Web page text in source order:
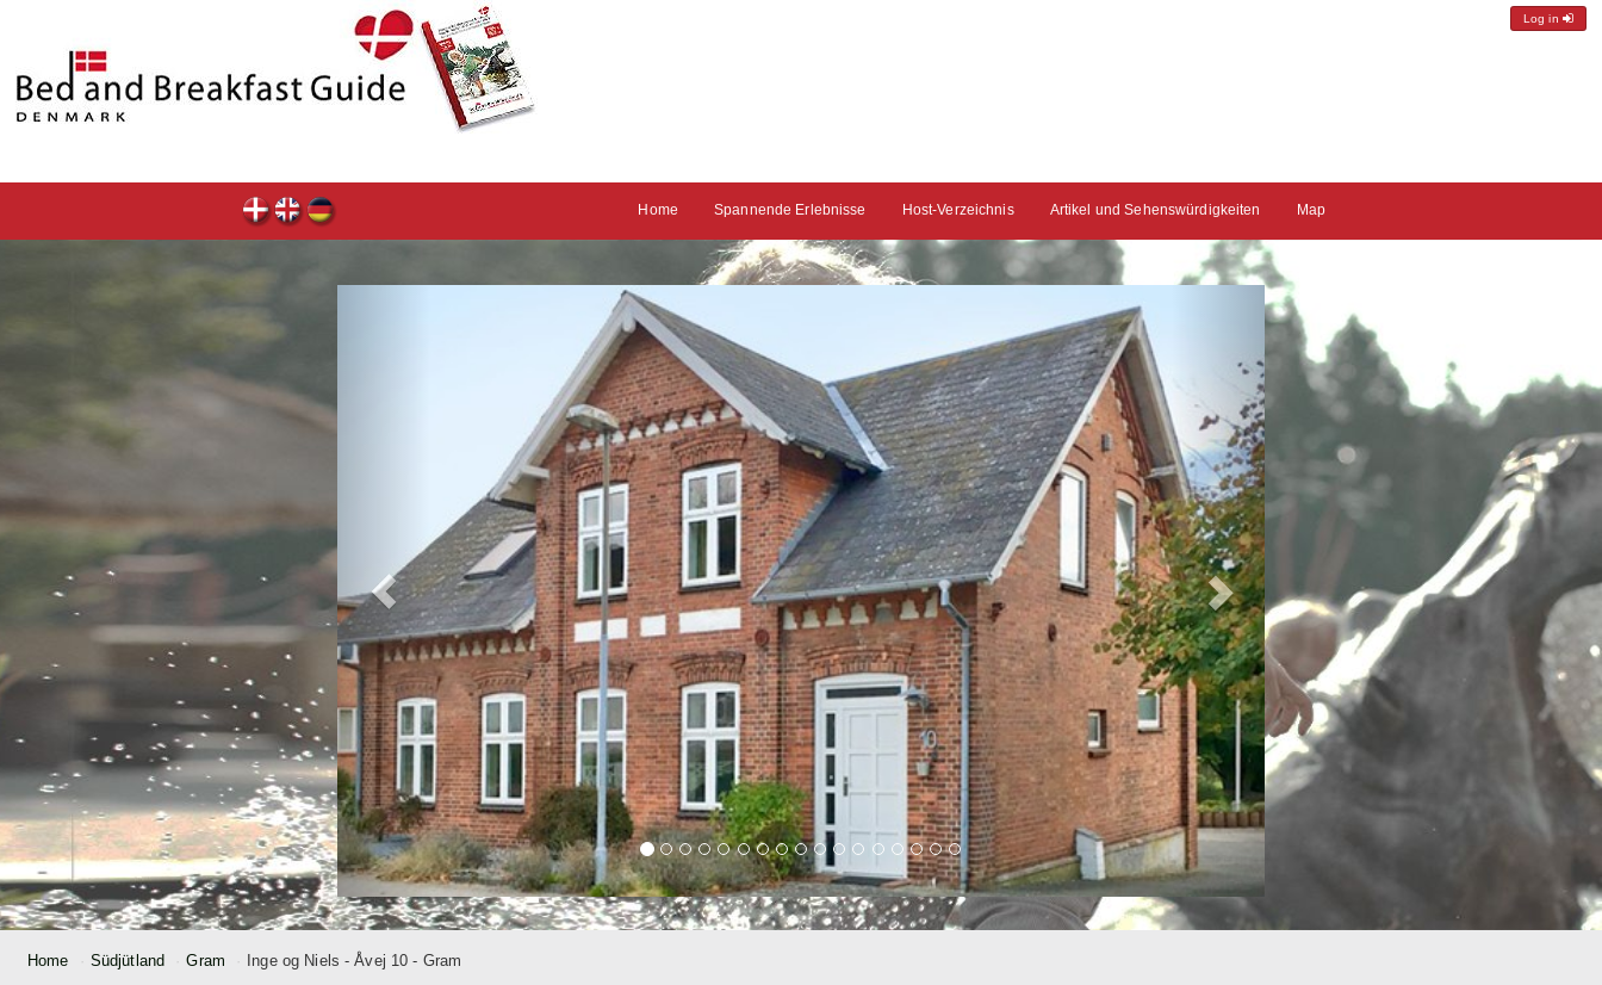
Log in
Home Spannende Erlebnisse Host-Verzeichnis Artikel und Sehenswürdigkeiten Map
Home Südjütland Gram Inge og Niels - Åvej 10 - Gram